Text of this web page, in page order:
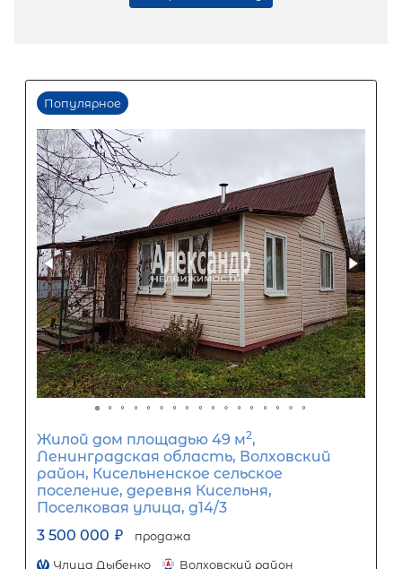
Жилой дом площадью 34 м2, ЛО,
Приозерский р-н, Коммунары пос,
3 500 000 ₽ продажа
Девяткино Приозерский район
Количество соток